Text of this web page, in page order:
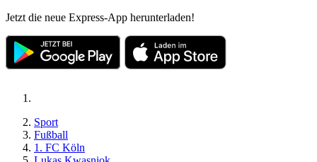
Jetzt die neue Express-App herunterladen!
Sport
Fußball
1. FC Köln